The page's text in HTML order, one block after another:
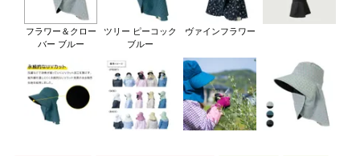
フラワー＆クロー
バー ブルー
ツリー ピーコック
ブルー
ヴァインフラワー